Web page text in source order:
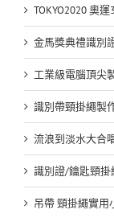
TOKYO2020 奧
金馬獎典禮識別
工業級電腦頂尖
識別帶頸掛繩製
流浪到淡水大合
識別證/鑰匙頸掛
吊帶 頸掛繩實用